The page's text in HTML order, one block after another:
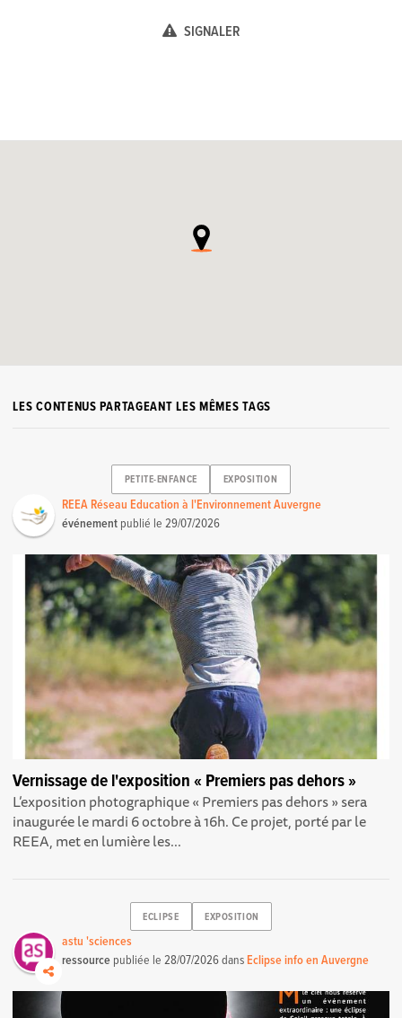
SIGNALER
LES CONTENUS PARTAGEANT LES MÊMES TAGS
PETITE-ENFANCE EXPOSITION
REEA Réseau Education à l'Environnement Auvergne
événement publié le29/07/2026
Vernissage de l'exposition « Premiers pas dehors »
L’exposition photographique « Premiers pas dehors » sera
inaugurée le mardi 6 octobre à 16h. Ce projet, porté par le
REEA, met en lumière les...
ECLIPSE EXPOSITION
astu 'sciences
ressource publiée le28/07/2026dans Eclipse info en Auvergne